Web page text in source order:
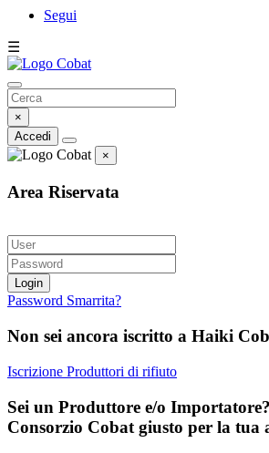
Segui
☰
×
Accedi
×
Area Riservata
Login
Password Smarrita?
Non sei ancora iscritto a Haiki
Iscrizione Produttori di rifiuto
Sei un Produttore e/o
Consorzio Cobat giusto per la tua